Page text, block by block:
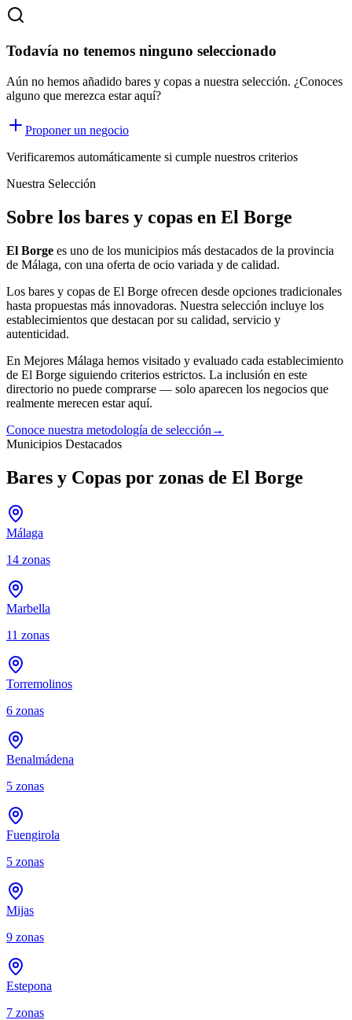
Todavía no tenemos ninguno seleccionado
Aún no hemos añadido bares y copas a nuestra selección. ¿Conoces
alguno que merezca estar aquí?
Proponer un negocio
Verificaremos automáticamente si cumple nuestros criterios
Nuestra Selección
Sobre los bares y copas en El Borge
El Borge es uno de los municipios más destacados de la provincia
de Málaga, con una oferta de ocio variada y de calidad.
Los bares y copas de El Borge ofrecen desde opciones tradicionales
hasta propuestas más innovadoras. Nuestra selección incluye los
establecimientos que destacan por su calidad, servicio y
autenticidad.
En Mejores Málaga hemos visitado y evaluado cada establecimiento
de El Borge siguiendo criterios estrictos. La inclusión en este
directorio no puede comprarse — solo aparecen los negocios que
realmente merecen estar aquí.
Conoce nuestra metodología de selección →
Municipios Destacados
Bares y Copas por zonas de El Borge
Málaga
14 zonas
Marbella
11 zonas
Torremolinos
6 zonas
Benalmádena
5 zonas
Fuengirola
5 zonas
Mijas
9 zonas
Estepona
7 zonas